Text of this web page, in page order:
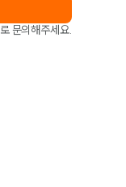
로 문의해주세요.